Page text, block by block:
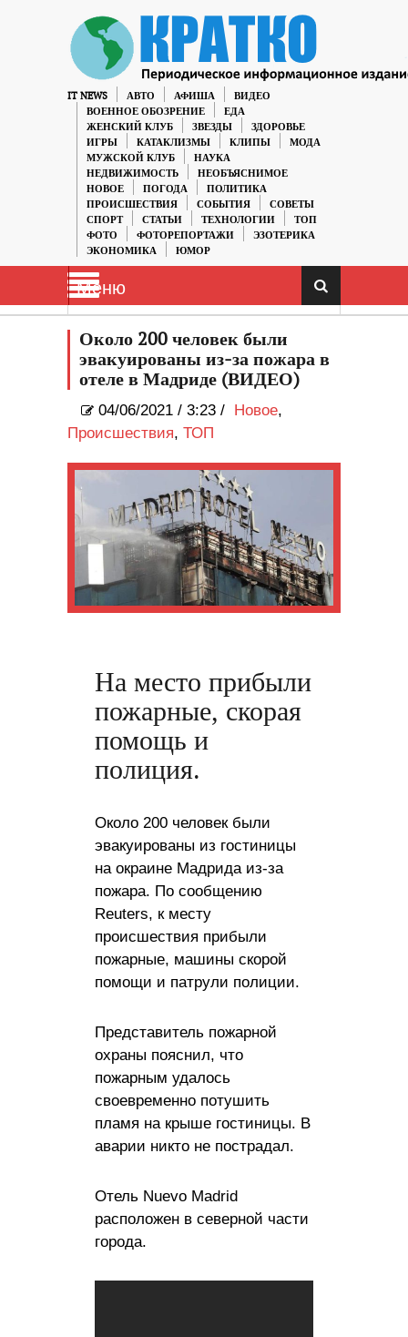
IT NEWS АВТО АФИША
ВИДЕО
ВОЕННОЕ ОБОЗРЕНИЕ
ЕДА
ЖЕНСКИЙ КЛУБ
ЗВЕЗДЫ
ЗДОРОВЬЕ
ИГРЫ
КАТАКЛИЗМЫ КЛИПЫ
МОДА
МУЖСКОЙ КЛУБ
НАУКА
НЕДВИЖИМОСТЬ
НЕОБЪЯСНИМОЕ
НОВОЕ
ПОГОДА
ПОЛИТИКА
ПРОИСШЕСТВИЯ
СОБЫТИЯ
СОВЕТЫ
СПОРТ
СТАТЬИ ТЕХНОЛОГИИ
ТОП
ФОТО
ФОТОРЕПОРТАЖИ
ЭЗОТЕРИКА
ЭКОНОМИКА
ЮМОР
Меню
Около 200 человек были
эвакуированы из-за пожара в
отеле в Мадриде (ВИДЕО)
04/06/2021 / 3:23 / Новое,
Происшествия, ТОП
На место прибыли
пожарные, скорая
помощь и
полиция.
Около 200 человек были
эвакуированы из гостиницы
на окраине Мадрида из-за
пожара. По сообщению
Reuters, к месту
происшествия прибыли
пожарные, машины скорой
помощи и патрули полиции.
Представитель пожарной
охраны пояснил, что
пожарным удалось
своевременно потушить
пламя на крыше гостиницы. В
аварии никто не пострадал.
Отель Nuevo Madrid
расположен в северной части
города.